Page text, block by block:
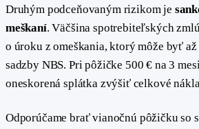
Druhým podceňovaným rizikom je
meškaní. Väčšina spotrebiteľských
o úroku z omeškania, ktorý môže byť
sadzby NBS. Pri pôžičke 500 € na 3
oneskorená splátka zvýšiť celkové
Odporúčame brať vianočnú pôžičku so